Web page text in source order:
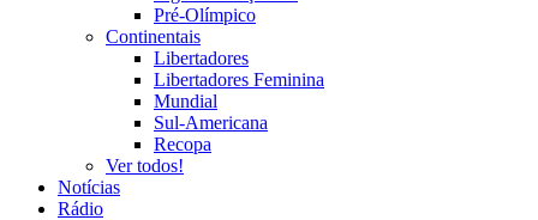
Pré-Olímpico
Continentais
Libertadores
Libertadores Feminina
Mundial
Sul-Americana
Recopa
Ver todos!
Notícias
Rádio